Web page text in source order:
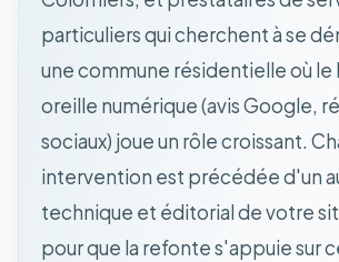
particuliers qui cherchent à se
une commune résidentielle où
oreille numérique (avis Google,
sociaux) joue un rôle croissant.
intervention est précédée d'un
technique et éditorial de votre
pour que la refonte s'appuie sur